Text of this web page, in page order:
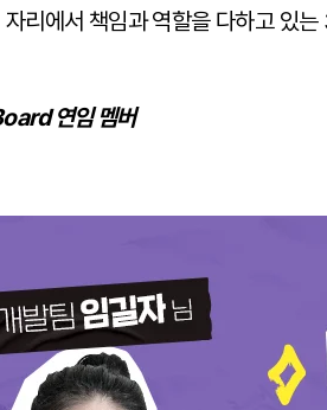
리에서 책임과 역할을 다하고 있
연임 멤버